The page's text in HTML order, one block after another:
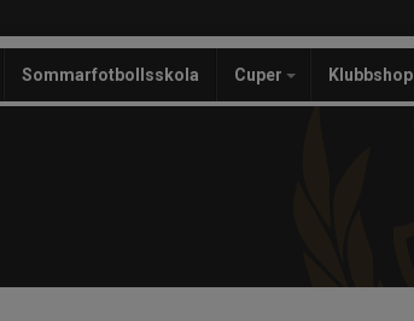
Sommarfotbollsskola Cuper Klubbshop